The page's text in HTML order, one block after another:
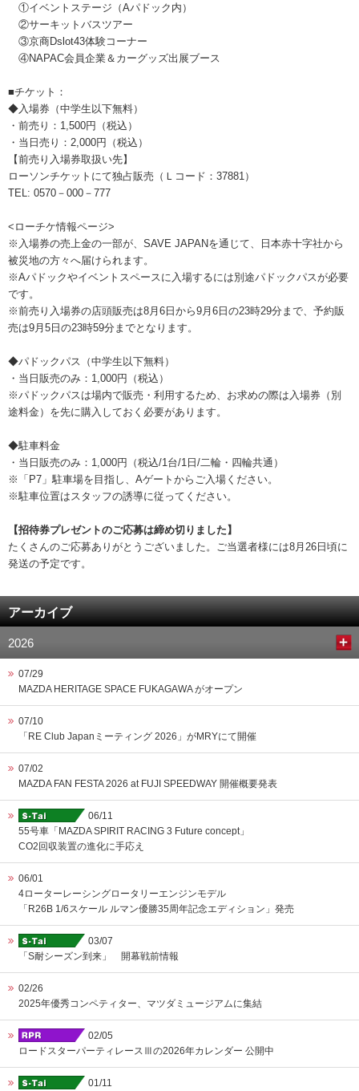
①イベントステージ（Aパドック内）
②サーキットバスツアー
③京商Dslot43体験コーナー
④NAPAC会員企業＆カーグッズ出展ブース
■チケット：
◆入場券（中学生以下無料）
・前売り：1,500円（税込）
・当日売り：2,000円（税込）
【前売り入場券取扱い先】
ローソンチケットにて独占販売（Ｌコード：37881）
TEL: 0570－000－777
<ローチケ情報ページ>
※入場券の売上金の一部が、SAVE JAPANを通じて、日本赤十字社から
被災地の方々へ届けられます。
※Aパドックやイベントスペースに入場するには別途パドックパスが必要
です。
※前売り入場券の店頭販売は8月6日から9月6日の23時29分まで、予約販
売は9月5日の23時59分までとなります。
◆パドックパス（中学生以下無料）
・当日販売のみ：1,000円（税込）
※パドックパスは場内で販売・利用するため、お求めの際は入場券（別
途料金）を先に購入しておく必要があります。
◆駐車料金
・当日販売のみ：1,000円（税込/1台/1日/二輪・四輪共通）
※「P7」駐車場を目指し、Aゲートからご入場ください。
※駐車位置はスタッフの誘導に従ってください。
【招待券プレゼントのご応募は締め切りました】
たくさんのご応募ありがとうございました。ご当選者様には8月26日頃に
発送の予定です。
アーカイブ
2026
07/29
MAZDA HERITAGE SPACE FUKAGAWA がオープン
07/10
「RE Club Japanミーティング 2026」がMRYにて開催
07/02
MAZDA FAN FESTA 2026 at FUJI SPEEDWAY 開催概要発表
06/11
55号車「MAZDA SPIRIT RACING 3 Future concept」
CO2回収装置の進化に手応え
06/01
4ローターレーシングロータリーエンジンモデル
「R26B 1/6スケール ルマン優勝35周年記念エディション」発売
03/07
「S耐シーズン到来」 開幕戦前情報
02/26
2025年優秀コンペティター、マツダミュージアムに集結
02/05
ロードスターパーティレースⅢの2026年カレンダー 公開中
01/11